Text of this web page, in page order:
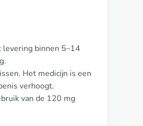
levering binnen 5–14
Het medicijn is een
verhoogt.
van de 120 mg